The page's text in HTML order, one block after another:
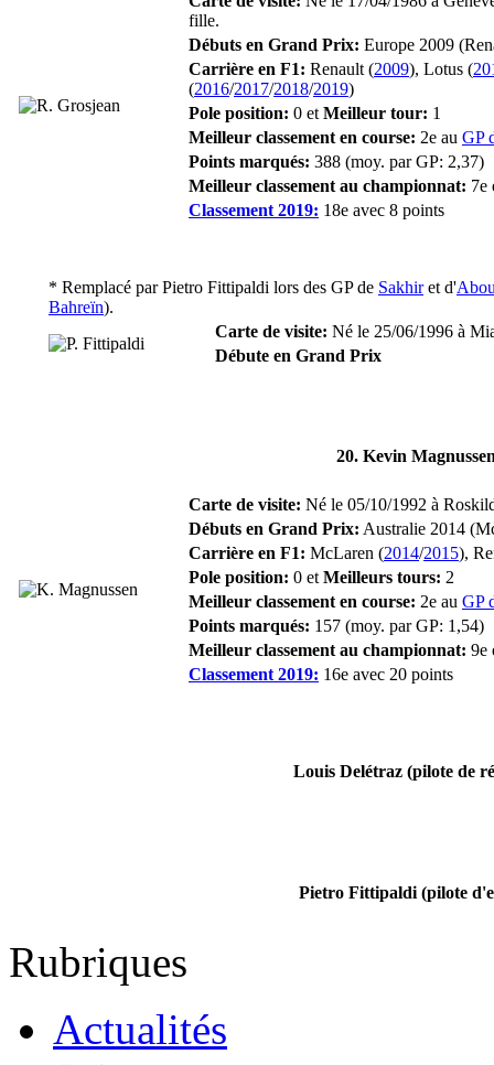
fille.
Débuts en Grand Prix: Europe 2009
Carrière en F1: Renault (2009), Lotus (
(2016/2017/2018/2019)
Pole position: 0 et Meilleur tour: 1
Meilleur classement en course: 2e au GP
Points marqués: 388 (moy. par GP: 2,37)
Meilleur classement au championnat: 7e
Classement 2019: 18e avec 8 points
* Remplacé parPietro Fittipaldi lors des GP de Sakhiret d'
Bahreïn).
Carte de visite: Né le 25/06/1996 à
Débute en Grand Prix
20. Kevin
Carte de visite: Né le 05/10/1992 à
Débuts en Grand Prix: Australie 2014
Carrière en F1: McLaren (2014/2015),
Pole position: 0 et Meilleurs tours: 2
Meilleur classement en course: 2e au GP
Points marqués: 157 (moy. par GP: 1,54)
Meilleur classement au championnat: 9e
Classement 2019: 16e avec 20 points
Louis Delétraz (pilote de
Pietro Fittipaldi (pilote
Rubriques
Actualités